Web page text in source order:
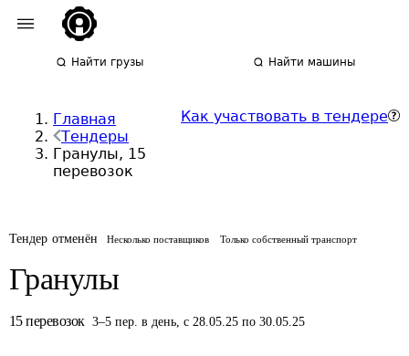
Найти грузы Найти машины
Главная
Тендеры
Гранулы, 15
перевозок
Как участвовать в тендере
Тендер отменён Несколько поставщиков Только собственный транспорт
Гранулы
15 перевозок 3–5 пер. в день, с 28.05.25 по 30.05.25